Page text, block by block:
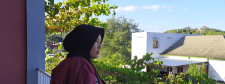
content